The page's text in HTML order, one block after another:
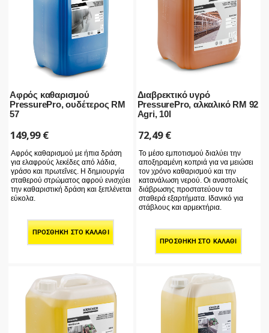
Αφρός καθαρισμού
PressurePro, ουδέτερος RM
57
149,99€
Αφρός καθαρισμού με ήπια δράση
για ελαφρούς λεκέδες από λάδια,
γράσο και πρωτεΐνες. Η δημιουργία
σταθερού στρώματος αφρού ενισχύει
την καθαριστική δράση και ξεπλένεται
εύκολα.
ΠΡΟΣΘΉΚΗ ΣΤΟ ΚΑΛΆΘΙ
Διαβρεκτικό υγρό
PressurePro, αλκαλικό RM 92
Agri, 10l
72,49€
Το μέσο εμποτισμού διαλύει την
αποξηραμένη κοπριά για να μειώσει
τον χρόνο καθαρισμού και την
κατανάλωση νερού. Οι αναστολείς
διάβρωσης προστατεύουν τα
σταθερά εξαρτήματα. Ιδανικό για
στάβλους και αρμεκτήρια.
ΠΡΟΣΘΉΚΗ ΣΤΟ ΚΑΛΆΘΙ